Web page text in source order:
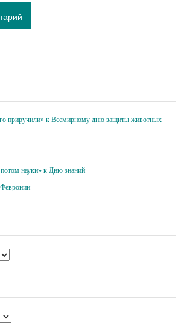
приручили» к Всемирному дню защиты животных
науки» к Дню знаний